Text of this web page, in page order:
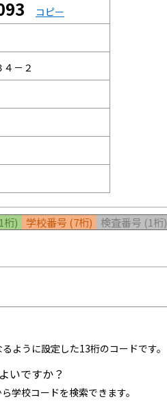
コピー
－２
桁) 学校番号 (7桁) 検査番号 (1桁)
ように設定した13桁のコードです。
いですか？
学校コードを検索できます。